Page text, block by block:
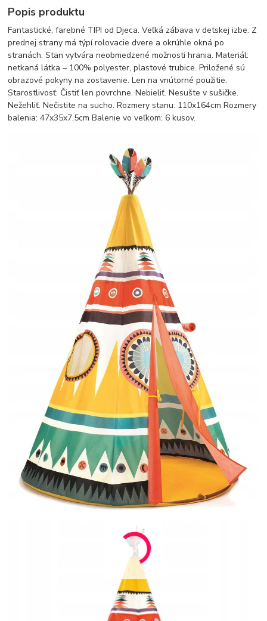
Popis produktu
Fantastické, farebné TIPI od Djeca. Veľká zábava v detskej izbe. Z
prednej strany má týpí rolovacie dvere a okrúhle okná po
stranách. Stan vytvára neobmedzené možnosti hrania. Materiál:
netkaná látka – 100% polyester, plastové trubice. Priložené sú
obrazové pokyny na zostavenie. Len na vnútorné použitie.
Starostlivosť: Čistiť len povrchne. Nebieliť. Nesušte v sušičke.
Nežehliť. Nečistite na sucho. Rozmery stanu: 110x164cm Rozmery
balenia: 47x35x7,5cm Balenie vo veľkom: 6 kusov.